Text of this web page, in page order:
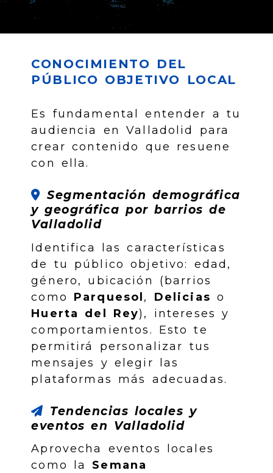
CONOCIMIENTO DEL
PÚBLICO OBJETIVO LOCAL
Es fundamental entender a tu
audiencia en Valladolid para
crear contenido que resuene
con ella.
Segmentación demográfica
y geográfica por barrios de
Valladolid
Identifica las características
de tu público objetivo: edad,
género, ubicación (barrios
como Parquesol , Delicias o
Huerta del Rey), intereses y
comportamientos. Esto te
permitirá personalizar tus
mensajes y elegir las
plataformas más adecuadas.
Tendencias locales y
eventos en Valladolid
Aprovecha eventos locales
como la Semana